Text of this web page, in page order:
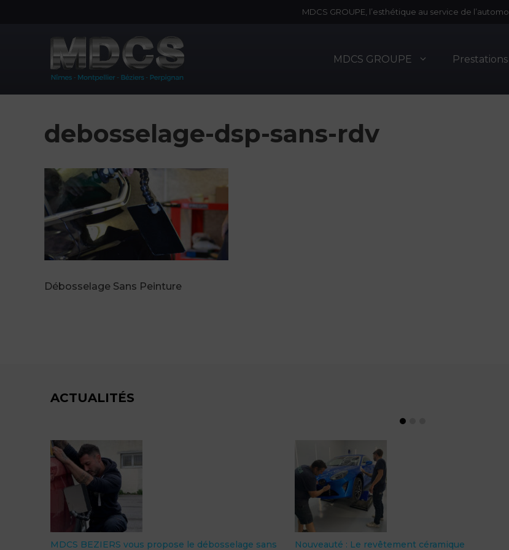
MDCS GROUPE, l’esthétique au service de
MDCS GROUPE Prestations
debosselage-dsp-sans-rdv
Débosselage Sans Peinture
ACTUALITÉS
MDCS BEZIERS vous propose le débosselage sans Nouveauté : Le revêtement céramique